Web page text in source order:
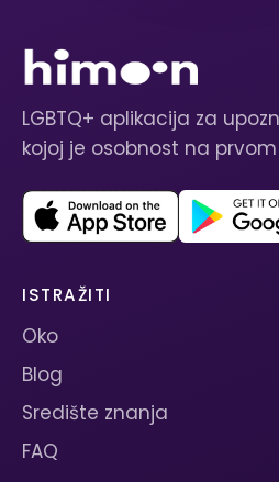
LGBTQ+ aplikacija za
kojoj je osobnost na
ISTRAŽITI
Oko
Blog
Središte znanja
FAQ